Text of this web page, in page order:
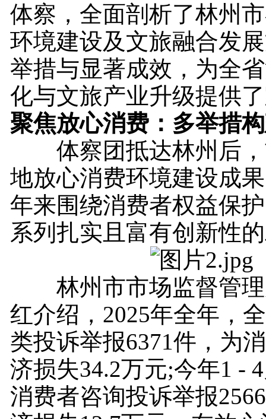
体察，全面剖析了林州
环境建设及文旅融合发
举措与显著成效，为全
化与文旅产业升级提供
聚焦放心消费：多举措
体察团抵达林州后，
地放心消费环境建设成
年来围绕消费者权益保
系列扎实且富有创新性
林州市市场监督管理
红介绍，2025年全年，
类投诉举报6371件，为
济损失34.2万元;今年1 -
消费者咨询投诉举报